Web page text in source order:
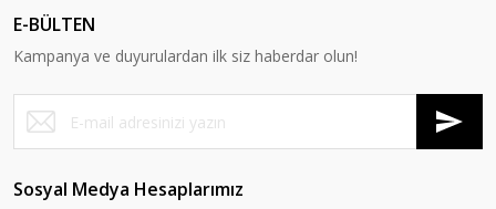
E-BÜLTEN
Kampanya ve duyurulardan ilk siz haberdar olun!
Sosyal Medya Hesaplarımız